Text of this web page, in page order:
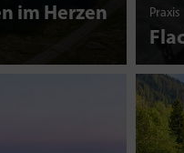
im Herzen
Praxis